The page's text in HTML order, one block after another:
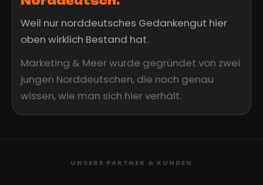
Weil nur norddeutsches Gedankengut hier
oben wirklich Bestand hat.
Marketing & Meer wurde gegründet von zwei
jungen Norddeutschen, die noch genau
wissen, wie man sich hier verhält.
UNSERE PARTNER & KUNDEN